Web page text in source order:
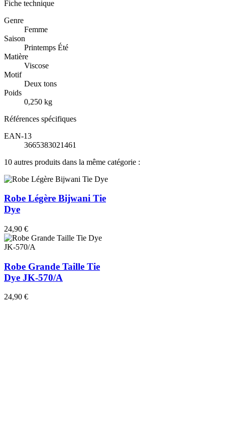
Fiche technique
Genre
Femme
Saison
Printemps Été
Matière
Viscose
Motif
Deux tons
Poids
0,250 kg
Références spécifiques
EAN-13
3665383021461
10 autres produits dans la même catégorie :
Robe Légère Bijwani Tie
Dye
24,90 €
Robe Grande Taille Tie
Dye JK-570/A
24,90 €